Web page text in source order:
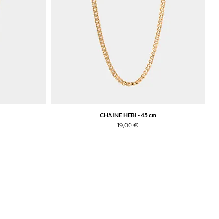
Aperçu rapide
CHAINE HEBI - 45 cm
Prix
19,00 €